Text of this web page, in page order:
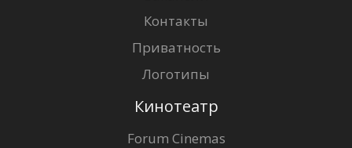
Контакты
Приватность
Логотипы
Кинотеатр
Forum Cinemas